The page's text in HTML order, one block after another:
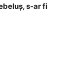
s-ar fi